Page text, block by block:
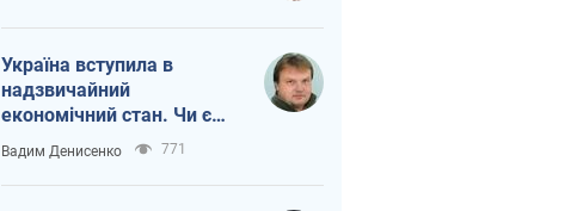
Україна вступила в
надзвичайний
економічний стан. Чи є
світло вкінці тунелю?
Вадим Денисенко 771